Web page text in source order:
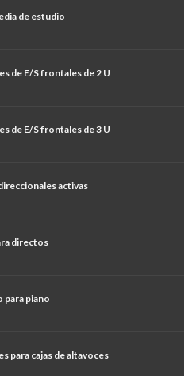
de estudio
de E/S frontales de 2 U
de E/S frontales de 3 U
activas
directos
para piano
para cajas de altavoces